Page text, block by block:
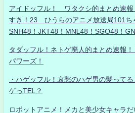
アイドッフル！ ワタクシ的まとめ速
すき！23 ひうらのアニメ放送局101ち
SNH48！JKT48！MNL48！SGO48！
タダッフル！ネトゲ廃人的まとめ速報
パワーズ！
・ハゲッフル！哀愁のハゲ男の髪って
ゲっTEL？
ロボットアニメ！メカと美少女キャラ